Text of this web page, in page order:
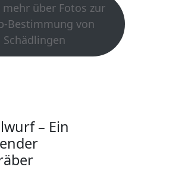
mehr über Fotos zur
Bestimmung von
Schädlingen
– Ein